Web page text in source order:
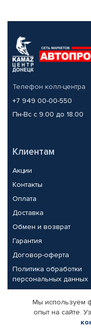
Телефон колл-центра
+7 949 00-00-550
Пн-Вс с 9.00 до 18.00
Клиентам
Акции
Контакты
Оплата
Доставка
Обмен и возврат
Гарантия
Договор-оферта
Политика обработки
персональных данных
Партнерам
Корпоративным
Мы используем
опыт на сайте.